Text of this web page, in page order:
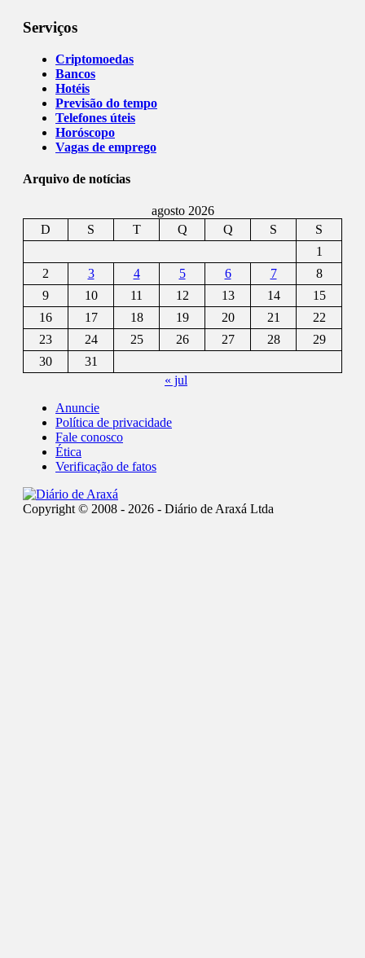
Serviços
Criptomoedas
Bancos
Hotéis
Previsão do tempo
Telefones úteis
Horóscopo
Vagas de emprego
Arquivo de notícias
agosto 2026
D
S T Q Q S
S
1
2
3 4 5 6 7
8
9
10 11 12 13 14
15
16
17 18 19 20 21
22
23
24 25 26 27 28
29
30
31
« jul
Anuncie
Política de privacidade
Fale conosco
Ética
Verificação de fatos
Copyright © 2008 - 2026 - Diário de Araxá Ltda